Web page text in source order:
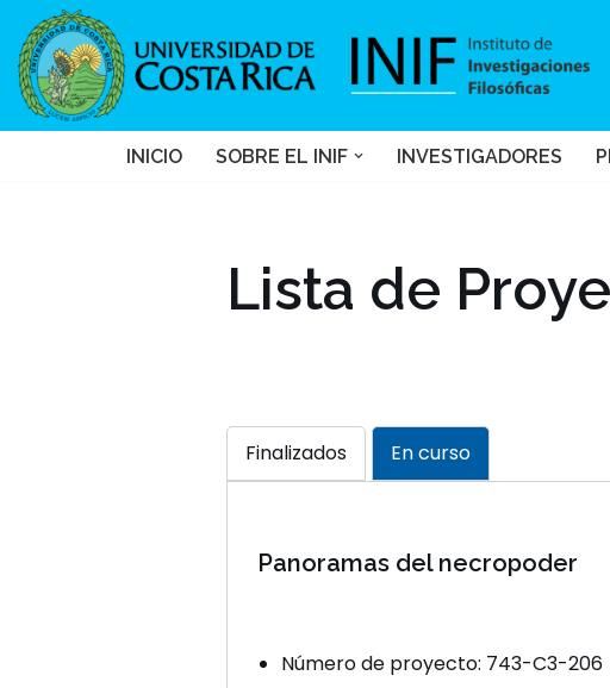
Saltar
al
contenido
INICIO SOBRE EL INIF INVESTIGADORES
Lista de
Finalizados En curso
Panoramas del necropoder
Número de proyecto: 743-C3-206